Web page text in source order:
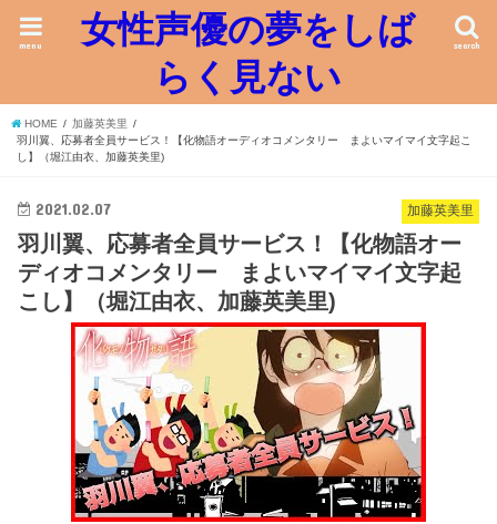
女性声優の夢をしば
らく見ない
search
menu
HOME
加藤英美里
羽川翼、応募者全員サービス！【化物語オーディオコメンタリー まよいマイマイ文字起こ
し】（堀江由衣、加藤英美里)
加藤英美里
2021.02.07
羽川翼、応募者全員サービス！【化物語オー
ディオコメンタリー まよいマイマイ文字起
こし】（堀江由衣、加藤英美里)